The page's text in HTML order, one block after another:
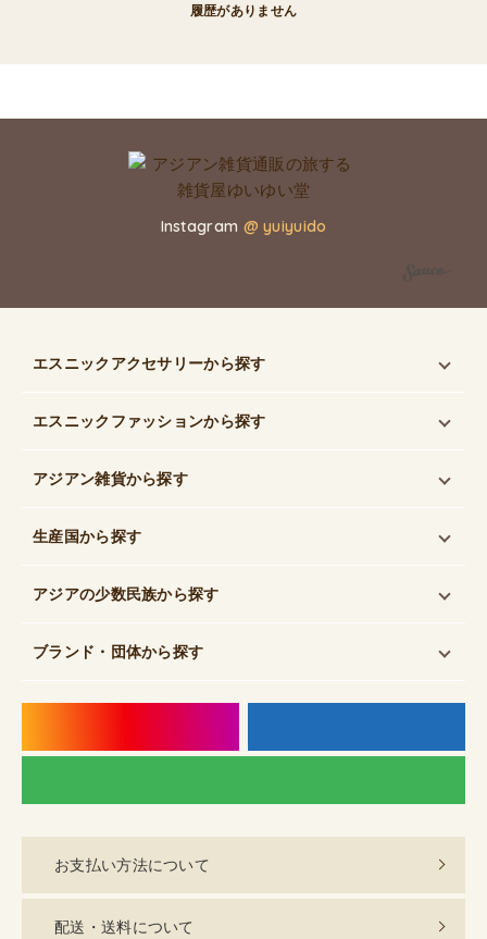
履歴がありません
Instagram @ yuiyuido
エスニックアクセサリーから探す
エスニックファッションから探す
アジアン雑貨から探す
生産国から探す
アジアの少数民族から探す
ブランド・団体から探す
お支払い方法について
配送・送料について